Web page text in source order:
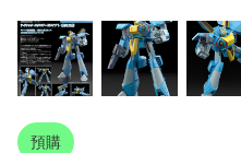
預購